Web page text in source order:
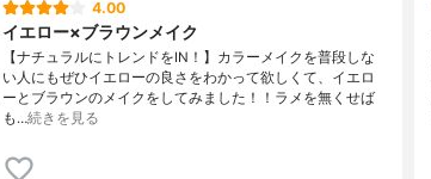
4.00
イエロー×ブラウンメイク
【ナチュラルにトレンドをIN！】カラーメイクを普段しな
い人にもぜひイエローの良さをわかって欲しくて、イエロ
ーとブラウンのメイクをしてみました！！ラメを無くせば
も…続きを見る